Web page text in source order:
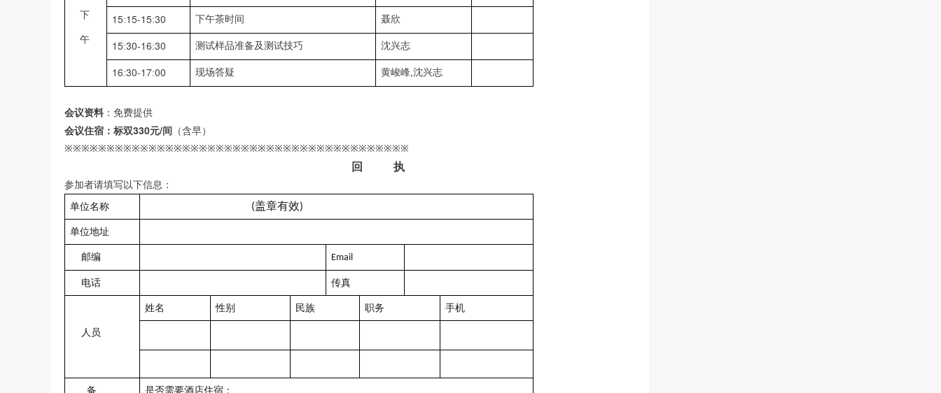
下
午
15:15-15:30 下午茶时间 聂欣
15:30-16:30 测试样品准备及测试技巧 沈兴志
16:30-17:00 现场答疑 黄峻峰,沈兴志
会议资料 ：免费提供
会议住宿：标双330元/ 间
（含早）
※※※※※※※※※※※※※※※※※※※※※※※※※※※※※※※※※※※※※※※※※
回 执
参加者请填写以下信息：
单位名称 (盖章有效)
单位地址
邮编 Email
电话 传真
人员
姓名 性别 民族 职务 手机
备 是否需要酒店住宿：